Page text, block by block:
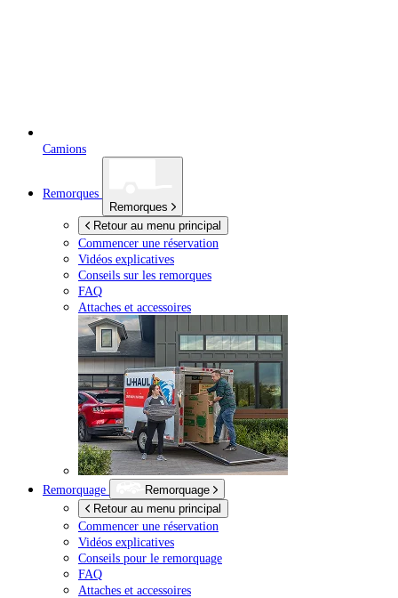
Camions
Remorques
Remorques
Retour au menu principal
Commencer une réservation
Vidéos explicatives
Conseils sur les remorques
FAQ
Attaches et accessoires
Remorquage
Remorquage
Retour au menu principal
Commencer une réservation
Vidéos explicatives
Conseils pour le remorquage
FAQ
Attaches et accessoires